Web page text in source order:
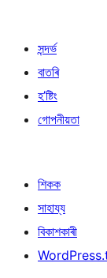
সন্দৰ্ভ
বাতৰি
হ’ষ্টিং
গোপনীয়তা
শিকক
সাহায্য
বিকাশকাৰী